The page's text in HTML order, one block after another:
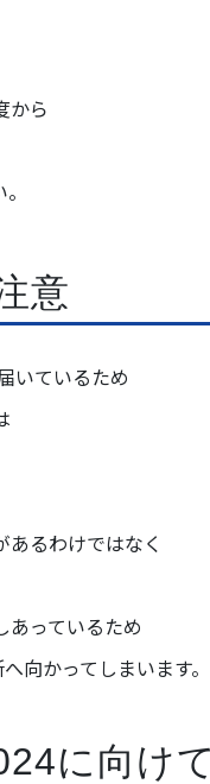
から
意
いているため
るわけではなく
あっているため
向かってしまいます。
に向けて